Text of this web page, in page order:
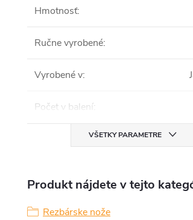
Hmotnosť:
Ručne vyrobené:
Vyrobené v:
Počet v balení:
VŠETKY PARAMETRE
Produkt nájdete v tejto
Rezbárske nože